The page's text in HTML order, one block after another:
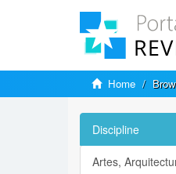
Home
Discipline
Artes,